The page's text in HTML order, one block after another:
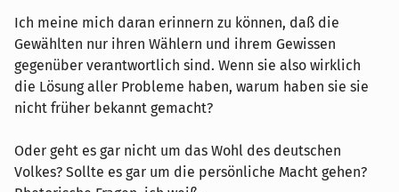
Ich meine mich daran erinnern zu können, daß die
Gewählten nur ihren Wählern und ihrem Gewissen
gegenüber verantwortlich sind. Wenn sie also wirklich
die Lösung aller Probleme haben, warum haben sie sie
nicht früher bekannt gemacht?
Oder geht es gar nicht um das Wohl des deutschen
Volkes? Sollte es gar um die persönliche Macht gehen?